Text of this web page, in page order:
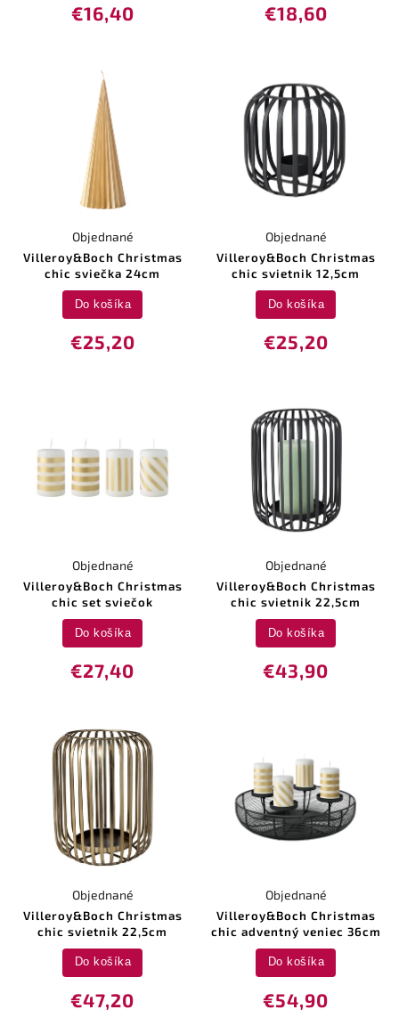
€16,40 €18,60
Villeroy&Boch Christmas
chic sviečka 24cm
Objednané
€25,20
Do košíka
Villeroy&Boch Christmas
chic svietnik 12,5cm
Objednané
€25,20
Do košíka
Villeroy&Boch Christmas
chic set sviečok
Objednané
€27,40
Do košíka
Villeroy&Boch Christmas
chic svietnik 22,5cm
Objednané
€43,90
Do košíka
Villeroy&Boch Christmas
chic svietnik 22,5cm
Objednané
€47,20
Do košíka
Villeroy&Boch Christmas
chic adventný veniec 36cm
Objednané
€54,90
Do košíka